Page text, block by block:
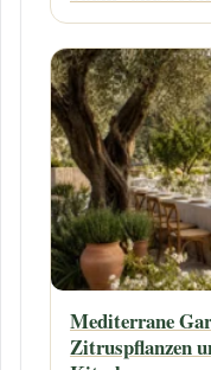
Mediterrane
Zitruspflanzen